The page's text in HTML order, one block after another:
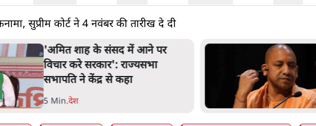
सुप्रीम कोर्ट ने 4 नवंबर की तारीख दे दी
जनता का 2.32 करोड़ रोज़ाना खर्चः
योगी सरकार ने विज्ञापनों पर उड़ाने में
मोदी 3.0 को भी पीछे छोड़ा
7 Min.उत्तर प्रदेश